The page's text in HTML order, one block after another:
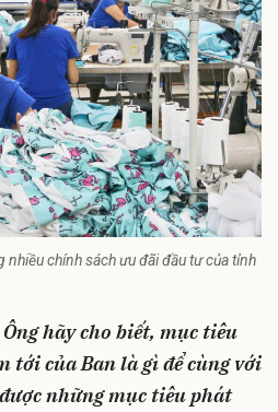
chính sách ưu đãi đầu tư của tỉnh
hãy cho biết, mục tiêu
tới của Ban là gì để cùng với
những mục tiêu phát